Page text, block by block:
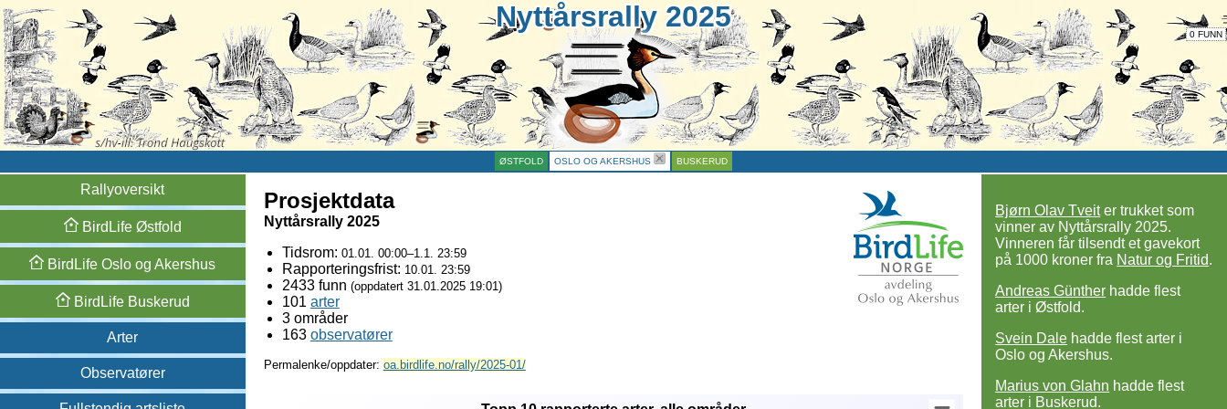
0 FUNN
Nyttårsrally 2025
ØSTFOLD OSLO OG AKERSHUS BUSKERUD
Rallyoversikt
BirdLifeØstfold
BirdLife Oslo ogAkershus
BirdLifeBuskerud
Arter
Observatører
Bjørn Olav Tveiter trukket som
vinner av Nyttårsrally 2025.
Vinneren får til­sendt et gave­kort
på 1000 kroner fra Natur og Fritid.
Andreas Günther hadde flest
arter i Østfold.
Svein Dale hadde flest arter i
Oslo og Akershus.
Marius von Glahn hadde flest
arter i Buskerud.
Prosjektdata
Nyttårsrally 2025
Tidsrom: 01.01. 00:00–1.1. 23:59
Rapporteringsfrist: 10.01. 23:59
2433 funn (oppdatert 31.01.2025 19:01)
101 arter
3 områder
163 observatører
Permalenke/oppdater: oa.birdlife.no/rally/2025-01/